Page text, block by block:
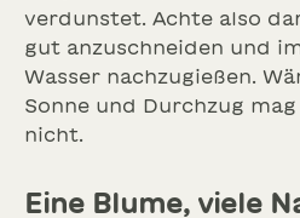
verdunstet. Achte also
gut anzuschneiden und
Wasser nachzugießen.
Sonne und Durchzug
nicht.
Eine Blume, viele